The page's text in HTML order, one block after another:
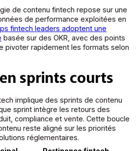
de contenu fintech repose sur une
de performance exploitées en
fintech leaders adoptent une
basée sur des OKR, avec des points
pivoter rapidement les formats selon
sprints courts
implique des sprints de contenu
sprint intègre les retours des
compliance et vente. Cette boucle
reste aligné sur les priorités
réglementaires.